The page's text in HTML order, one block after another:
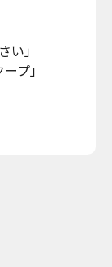
い」
プ」